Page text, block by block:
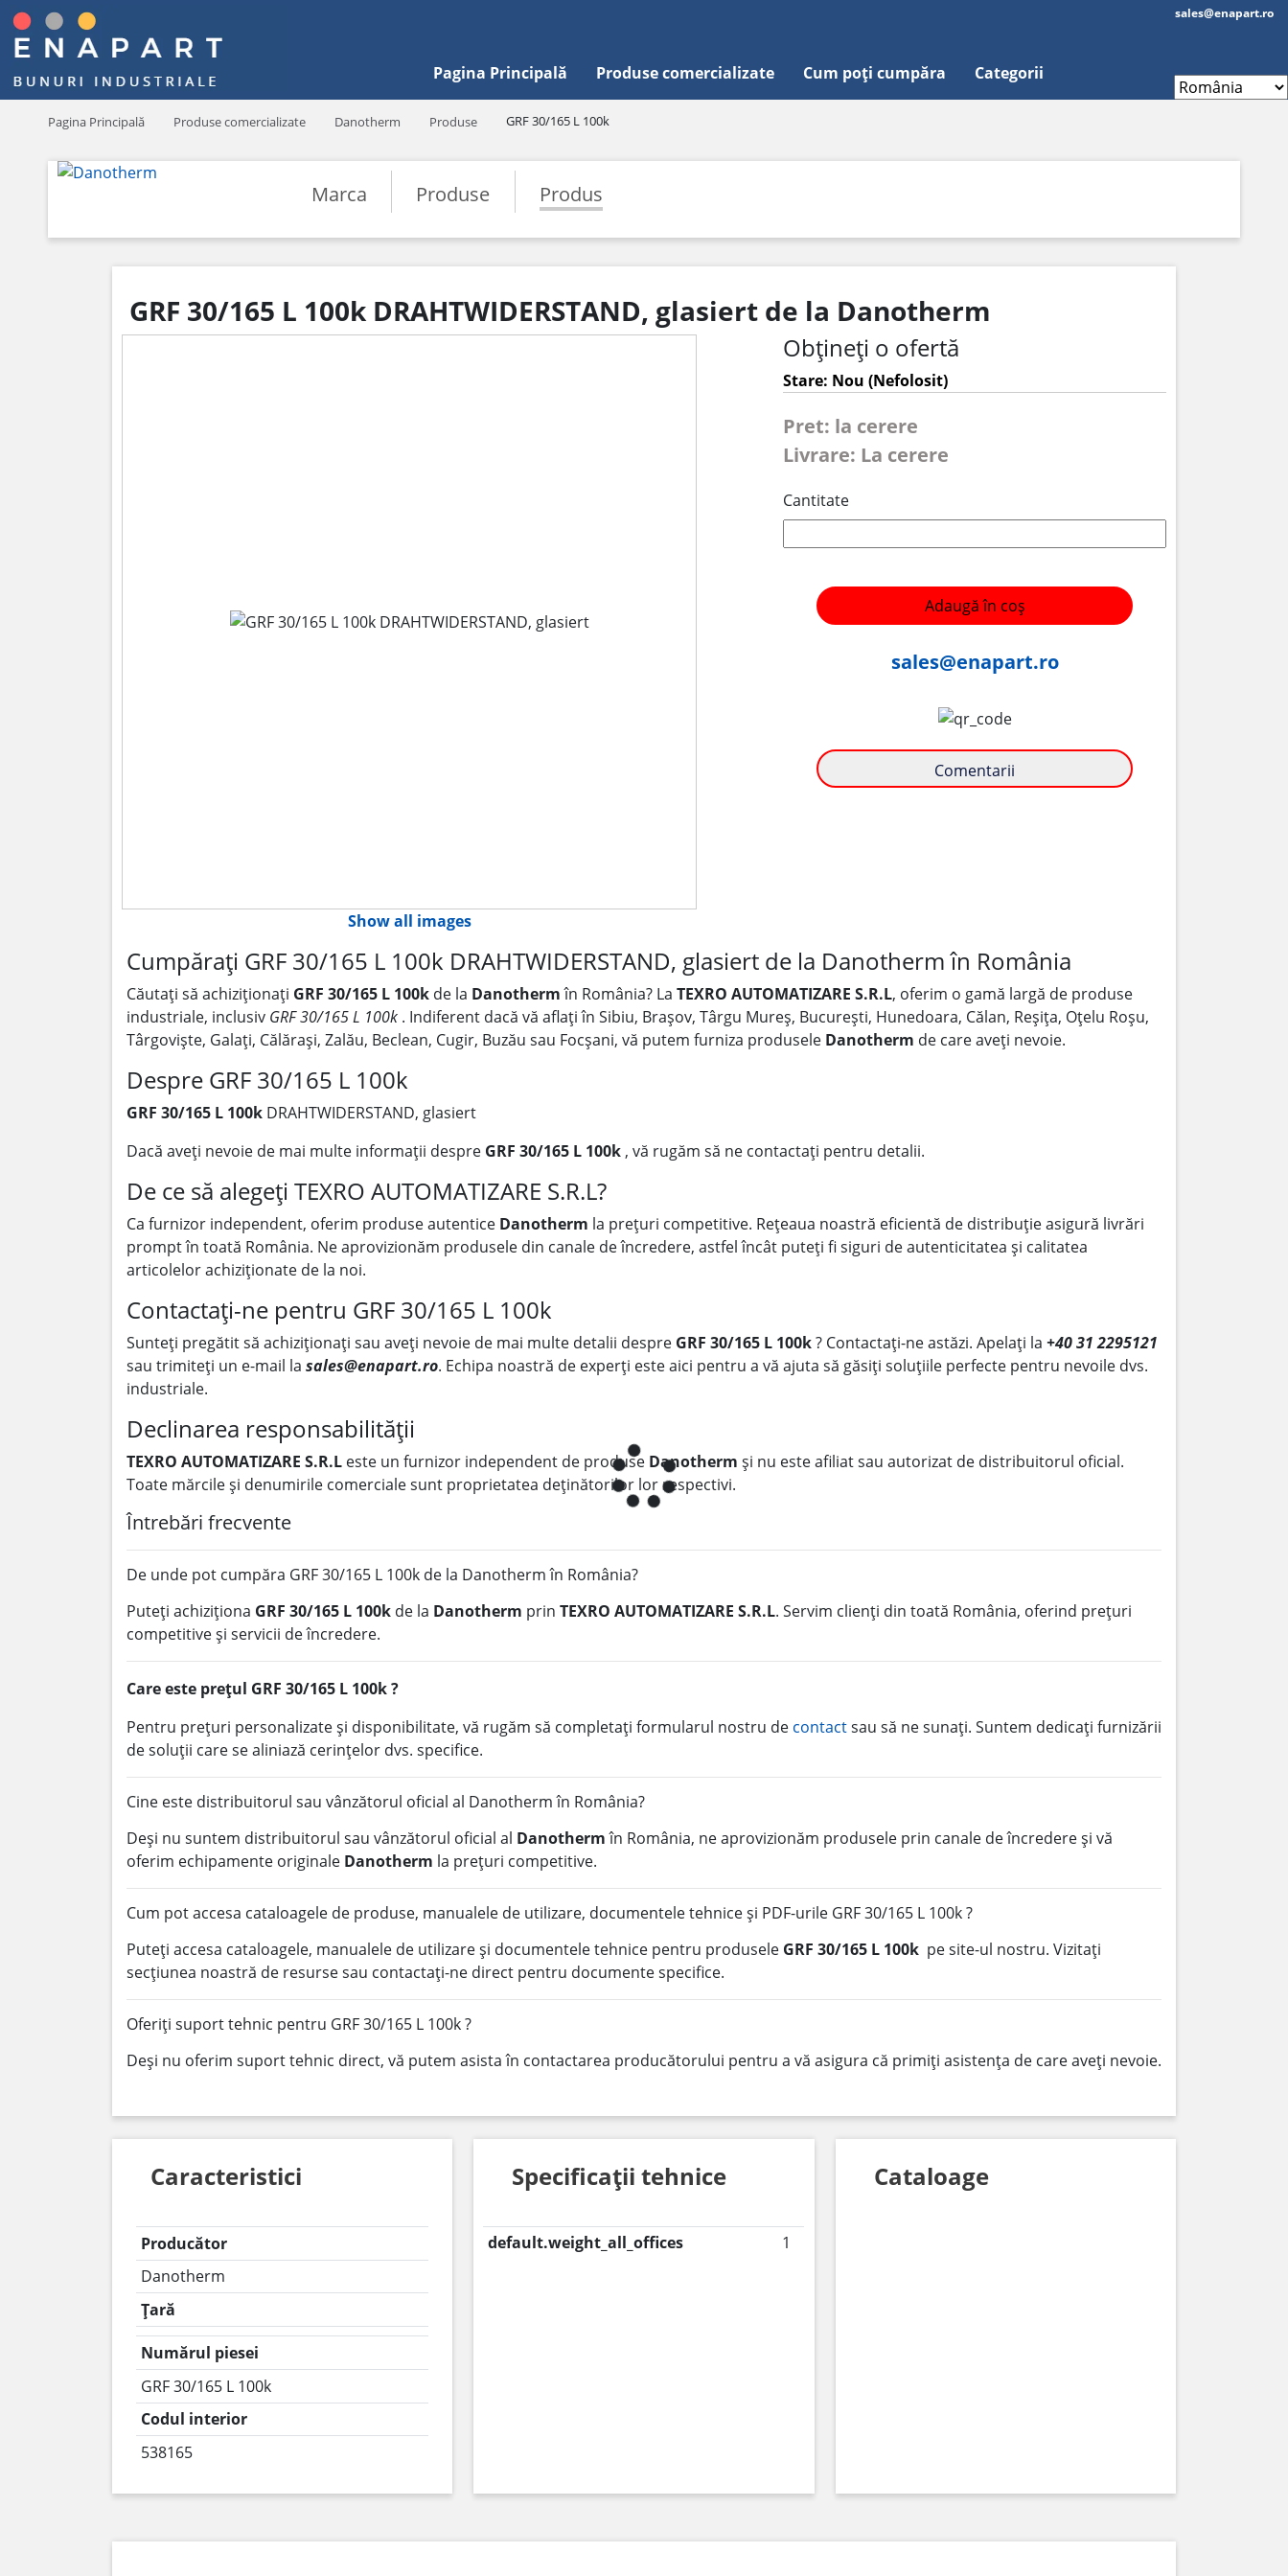
Pagina Principală Produse comercializate Cum poți cumpăra Categorii
sales@enapart.ro
Pagina Principală Produse comercializate Danotherm Produse GRF 30/165 L 100k
Marca Produse Produs
GRF 30/165 L 100k DRAHTWIDERSTAND, glasiert de la Danotherm
Show all images
Obțineți o ofertă
Stare: Nou (Nefolosit)
Pret: la cerere
Livrare: La cerere
Cantitate
Adaugă în coș
sales@enapart.ro
Comentarii
Cumpărați GRF 30/165 L 100k DRAHTWIDERSTAND, glasiert de la Danotherm în România
Căutați să achiziționați GRF 30/165 L 100k de la Danothermîn România? La TEXRO AUTOMATIZARE S.R.L, oferim o gamă largă de produse
industriale, inclusiv GRF 30/165 L 100k . Indiferent dacă vă aflați în Sibiu, Brașov, Târgu Mureș, București, Hunedoara, Călan, Reșița, Oțelu Roșu,
Târgoviște, Galați, Călărași, Zalău, Beclean, Cugir, Buzău sau Focșani, vă putem furniza produsele Danotherm de care aveți nevoie.
Despre GRF 30/165 L 100k
GRF 30/165 L 100k DRAHTWIDERSTAND, glasiert
Dacă aveți nevoie de mai multe informații despre GRF 30/165 L 100k , vă rugăm să ne contactați pentru detalii.
De ce să alegeți TEXRO AUTOMATIZARE S.R.L?
Ca furnizor independent, oferim produse autentice Danotherm la prețuri competitive. Rețeaua noastră eficientă de distribuție asigură livrări
prompt în toată România. Ne aprovizionăm produsele din canale de încredere, astfel încât puteți fi siguri de autenticitatea și calitatea
articolelor achiziționate de la noi.
Contactați-ne pentru GRF 30/165 L 100k
Sunteți pregătit să achiziționați sau aveți nevoie de mai multe detalii despre GRF 30/165 L 100k? Contactați-ne astăzi. Apelați la +40 31 2295121
sau trimiteți un e-mail la sales@enapart.ro. Echipa noastră de experți este aici pentru a vă ajuta să găsiți soluțiile perfecte pentru nevoile dvs.
industriale.
Declinarea responsabilității
TEXRO AUTOMATIZARE S.R.L este un furnizor independent de produse Danotherm și nu este afiliat sau autorizat de distribuitorul oficial.
Toate mărcile și denumirile comerciale sunt proprietatea deținătorilor lor respectivi.
Întrebări frecvente
De unde pot cumpăra GRF 30/165 L 100k de la Danotherm în România?
Puteți achiziționa GRF 30/165 L 100k de la Danotherm prin TEXRO AUTOMATIZARE S.R.L. Servim clienți din toată România, oferind prețuri
competitive și servicii de încredere.
Care este prețul GRF 30/165 L 100k ?
Pentru prețuri personalizate și disponibilitate, vă rugăm să completați formularul nostru de contactsau să ne sunați. Suntem dedicați furnizării
de soluții care se aliniază cerințelor dvs. specifice.
Cine este distribuitorul sau vânzătorul oficial al Danotherm în România?
Deși nu suntem distribuitorul sau vânzătorul oficial al Danothermîn România, ne aprovizionăm produsele prin canale de încredere și vă
oferim echipamente originale Danotherm la prețuri competitive.
Cum pot accesa cataloagele de produse, manualele de utilizare, documentele tehnice și PDF-urile GRF 30/165 L 100k ?
Puteți accesa cataloagele, manualele de utilizare și documentele tehnice pentru produsele GRF 30/165 L 100k pe site-ul nostru. Vizitați
secțiunea noastră de resurse sau contactați-ne direct pentru documente specifice.
Oferiți suport tehnic pentru GRF 30/165 L 100k ?
Deși nu oferim suport tehnic direct, vă putem asista în contactarea producătorului pentru a vă asigura că primiți asistența de care aveți nevoie.
Caracteristici
Producător
Danotherm
Țară
Numărul piesei
GRF 30/165 L 100k
Codul interior
538165
Specificații tehnice
default.weight_all_offices 1
Cataloage